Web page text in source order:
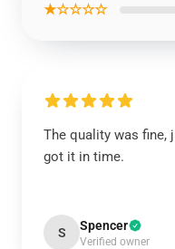
★☆☆☆☆
The quality was fine,
got it in time.
S Spencer
Verified owner